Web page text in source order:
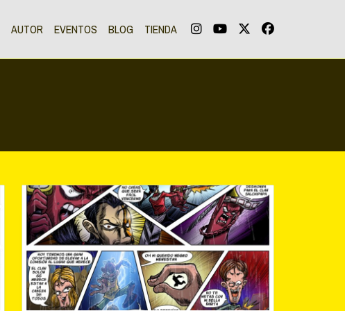
AUTOR EVENTOS BLOG TIENDA